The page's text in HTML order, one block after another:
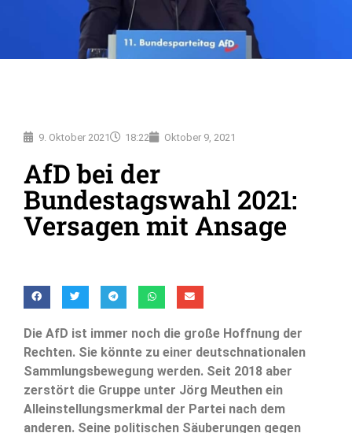
9. Oktober 2021 18:22 Oktober 9, 2021
AfD bei der
Bundestagswahl 2021:
Versagen mit Ansage
Die AfD ist immer noch die große Hoffnung der
Rechten. Sie könnte zu einer deutschnationalen
Sammlungsbewegung werden. Seit 2018 aber
zerstört die Gruppe unter Jörg Meuthen ein
Alleinstellungsmerkmal der Partei nach dem
anderen. Seine politischen Säuberungen gegen